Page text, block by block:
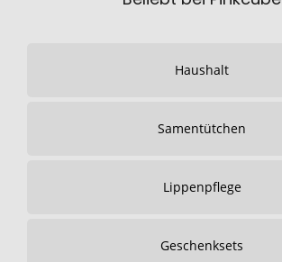
Haushalt
Samentütchen
Lippenpflege
Geschenksets